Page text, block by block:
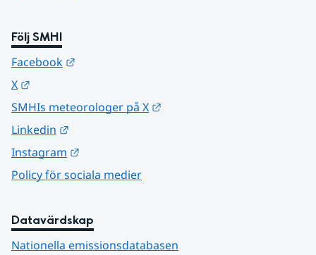
Följ SMHI
Facebook
X
SMHIs meteorologer på X
Linkedin
Instagram
Policy för sociala medier
Datavärdskap
Nationella emissionsdatabasen